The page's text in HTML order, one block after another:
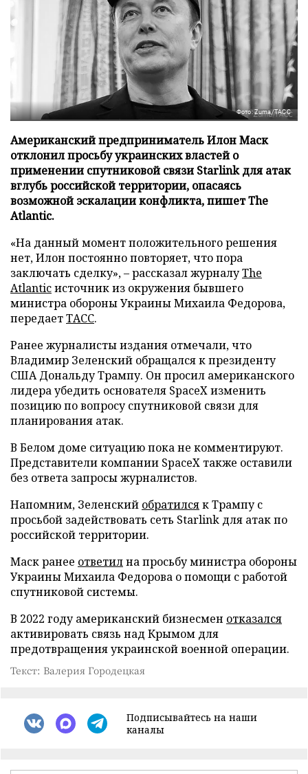
Фото: Zuma/ТАСС
Американский предприниматель Илон Маск
отклонил просьбу украинских властей о
применении спутниковой связи Starlink для атак
вглубь российской территории, опасаясь
возможной эскалации конфликта, пишет The
Atlantic.
«На данный момент положительного решения
нет, Илон постоянно повторяет, что пора
заключать сделку», – рассказал журналуThe
Atlanticисточник из окружения бывшего
министра обороны Украины Михаила Федорова,
передаетТАСС.
Ранее журналисты издания отмечали, что
Владимир Зеленский обращался к президенту
США Дональду Трампу. Он просил американского
лидера убедить основателя SpaceX изменить
позицию по вопросу спутниковой связи для
планирования атак.
В Белом доме ситуацию пока не комментируют.
Представители компании SpaceX также оставили
без ответа запросы журналистов.
Напомним, Зеленский обратилсяк Трампу с
просьбой задействовать сеть Starlink для атак по
российской территории.
Маск ранее ответилна просьбу министра обороны
Украины Михаила Федорова о помощи с работой
спутниковой системы.
В 2022 году американский бизнесмен отказался
активировать связь над Крымом для
предотвращения украинской военной операции.
Текст: Валерия Городецкая
Подписывайтесь на наши
каналы